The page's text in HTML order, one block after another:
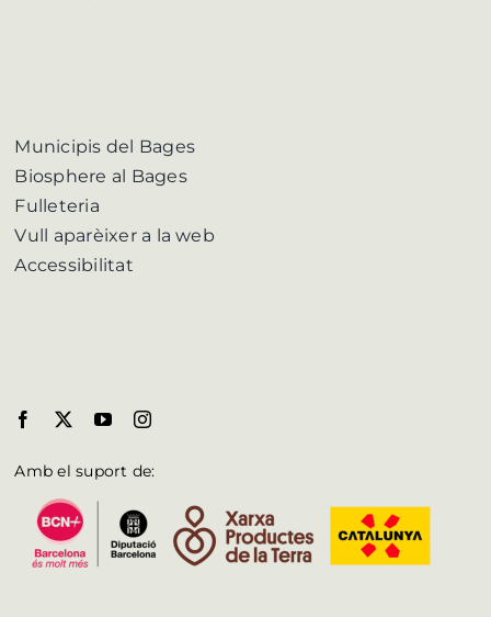
Municipis del Bages
Biosphere al Bages
Fulleteria
Vull aparèixer a la web
Accessibilitat
Amb el suport de: